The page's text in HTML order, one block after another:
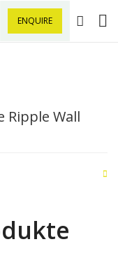
ENQUIRE
Wall